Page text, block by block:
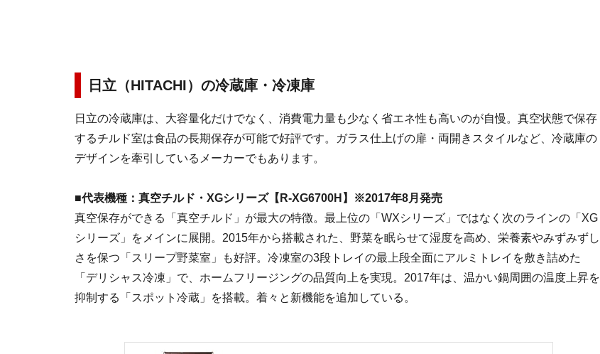
日立（HITACHI）の冷蔵庫・冷凍庫
日立の冷蔵庫は、大容量化だけでなく、消費電力量も少なく省エネ性も高いのが自慢。真空状態で保存
するチルド室は食品の長期保存が可能で好評です。ガラス仕上げの扉・両開きスタイルなど、冷蔵庫の
デザインを牽引しているメーカーでもあります。
■代表機種：真空チルド・XGシリーズ【R-XG6700H】※2017年8月発売
真空保存ができる「真空チルド」が最大の特徴。最上位の「WXシリーズ」ではなく次のラインの「XG
シリーズ」をメインに展開。2015年から搭載された、野菜を眠らせて湿度を高め、栄養素やみずみずし
さを保つ「スリープ野菜室」も好評。冷凍室の3段トレイの最上段全面にアルミトレイを敷き詰めた
「デリシャス冷凍」で、ホームフリージングの品質向上を実現。2017年は、温かい鍋周囲の温度上昇を
抑制する「スポット冷蔵」を搭載。着々と新機能を追加している。